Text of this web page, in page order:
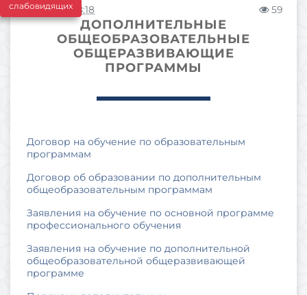
слабовидящих
17.12.2025 08:18 59
ДОПОЛНИТЕЛЬНЫЕ
ОБЩЕОБРАЗОВАТЕЛЬНЫЕ
ОБЩЕРАЗВИВАЮЩИЕ
ПРОГРАММЫ
Договор на обучение по образовательным
программам
Договор об образовании по дополнительным
общеобразовательным программам
Заявления на обучение по основной программе
профессионального обучения
Заявления на обучение по дополнительной
общеобразовательной общеразвивающей
программе